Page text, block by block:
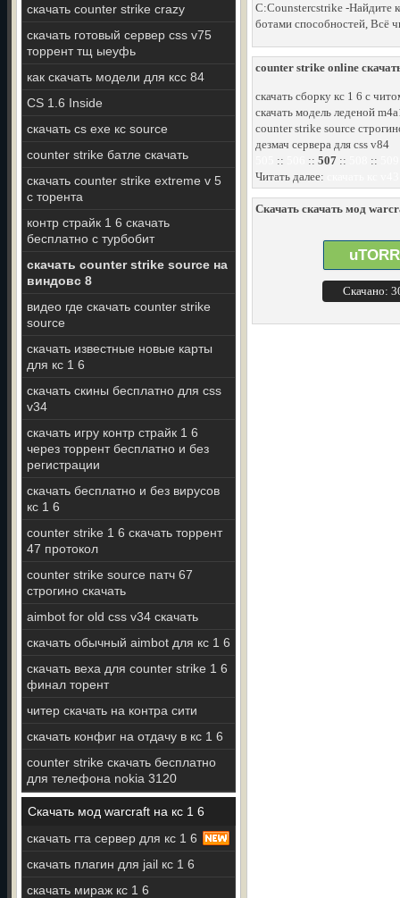
скачать counter strike crazy
скачать готовый сервер css v75
торрент тщ ыеуфь
как скачать модели для ксс 84
CS 1.6 Inside
скачать cs exe кс source
counter strike батле скачать
скачать counter strike extreme v 5
с торента
контр страйк 1 6 скачать
бесплатно с турбобит
скачать counter strike source на
виндовс 8
видео где скачать counter strike
source
скачать известные новые карты
для кс 1 6
скачать скины бесплатно для css
v34
скачать игру контр страйк 1 6
через торрент бесплатно и без
регистрации
скачать бесплатно и без вирусов
кс 1 6
counter strike 1 6 скачать торрент
47 протокол
counter strike source патч 67
строгино скачать
aimbot for old css v34 скачать
скачать обычный aimbot для кс 1 6
скачать веха для counter strike 1 6
финал торент
читер скачать на контра сити
скачать конфиг на отдачу в кс 1 6
counter strike скачать бесплатно
для телефона nokia 3120
Скачать мод warcraft на кс 1 6
скачать гта сервер для кс 1 6
скачать плагин для jail кс 1 6
скачать мираж кс 1 6
C:Counstercstrike -Найдите
ботами способностей, Всё
counter strike online
скачать сборку кс 1 6 с
скачать модель леденой
counter strike source
дезмач сервера для css v84
:: :: 507 :: ::
Читать далее:
Скачать скачать мод
Скачано: